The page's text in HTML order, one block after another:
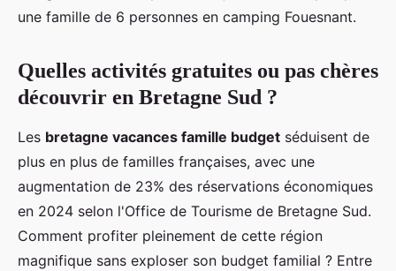
une famille de 6 personnes en camping Fouesnant.
Quelles activités gratuites ou pas chères
découvrir en Bretagne Sud ?
Les bretagne vacances famille budget séduisent de
plus en plus de familles françaises, avec une
augmentation de 23% des réservations économiques
en 2024 selon l'Office de Tourisme de Bretagne Sud.
Comment profiter pleinement de cette région
magnifique sans exploser son budget familial ? Entre